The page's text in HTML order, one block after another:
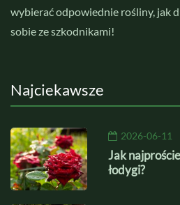
wybierać odpowiednie rośliny, jak
sobie ze szkodnikami!
Najciekawsze
2026-06-11
Jak
łodygi?